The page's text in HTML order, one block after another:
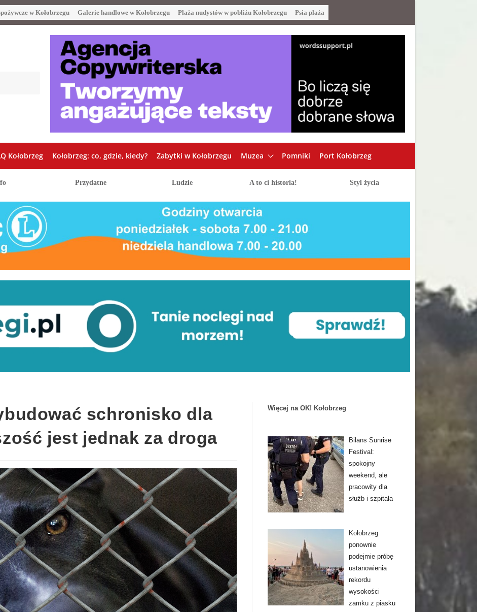
w Kołobrzegu Galerie handlowe w Kołobrzegu Plaża nudystów w pobliżu Kołobrzegu Psia plaża
Kołobrzeg Kołobrzeg: co, gdzie, kiedy? Zabytki w Kołobrzegu Muzea Pomniki Port Kołobrzeg
Przydatne Ludzie A to ci historia! Styl życia
schronisko dla
jest jednak za droga
Więcej na OK! Kołobrzeg
Bilans Sunrise
Festival:
spokojny
weekend, ale
pracowity dla
służb i szpitala
Kołobrzeg
ponownie
podejmie próbę
ustanowienia
rekordu
wysokości
zamku z piasku